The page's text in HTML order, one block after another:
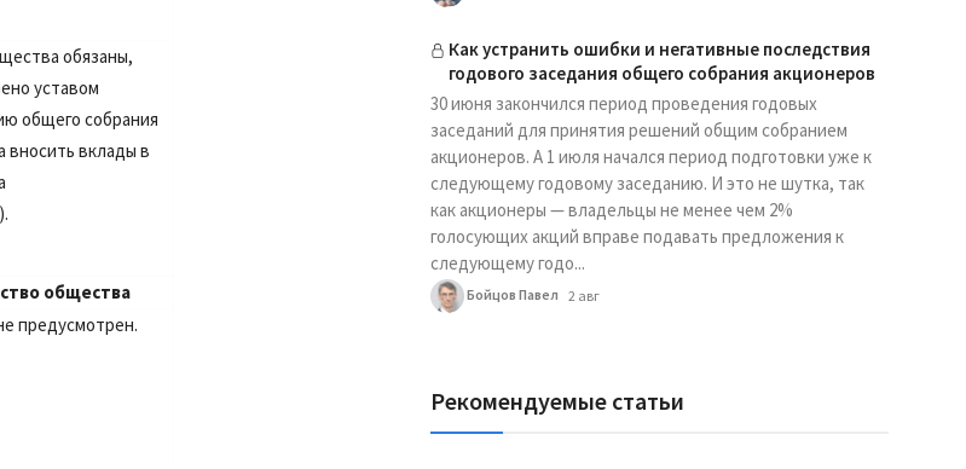
обязаны,
уставом
общего собрания
вносить вклады в
общества
предусмотрен.
Как устранить ошибки и негативные последствия
годового заседания общего собрания акционеров
30 июня закончился период проведения годовых
заседаний для принятия решений общим собранием
акционеров. А 1 июля начался период подготовки уже к
следующему годовому заседанию. И это не шутка, так
как акционеры — владельцы не менее чем 2%
голосующих акций вправе подавать предложения к
следующему годо...
Бойцов Павел 2 авг
Рекомендуемые статьи